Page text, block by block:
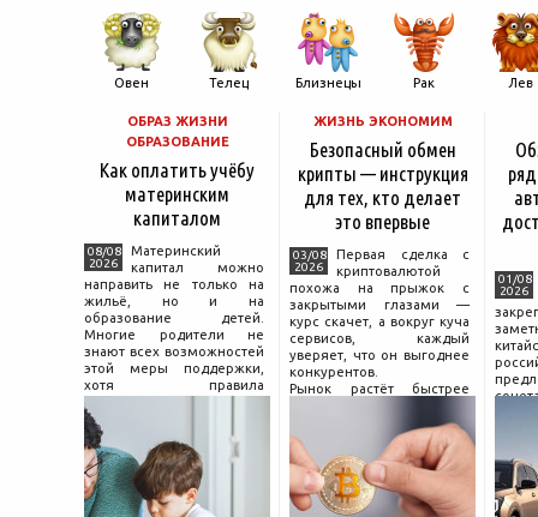
Овен Телец Близнецы Рак Лев
ОБРАЗ ЖИЗНИ
ОБРАЗОВАНИЕ
Как оплатить учёбу
материнским
капиталом
08/08
2026
Материнский
капитал можно
направить не только на
жильё, но и на
образование детей.
Многие родители не
знают всех возможностей
этой меры поддержки,
хотя правила
учёбу довольно понятны,
если разобраться в них
заранее и подготовить
ЖИЗНЬ ЭКОНОМИМ
Безопасный обмен
крипты — инструкция
для тех, кто делает
это впервые
03/08
2026
Первая сделка с
криптовалютой
похожа на прыжок с
закрытыми глазами —
курс скачет, а вокруг куча
сервисов, каждый
уверяет, что он выгоднее
конкурентов.
Рынок растёт быстрее
поведения на нём.
Петербургские
криптообменники,
московские
01/08
2026